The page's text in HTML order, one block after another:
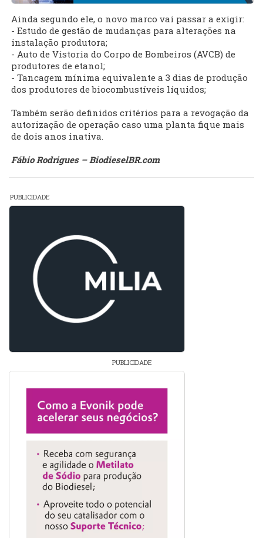
Ainda segundo ele, o novo marco vai passar a exigir:
- Estudo de gestão de mudanças para alterações na
instalação produtora;
- Auto de Vistoria do Corpo de Bombeiros (AVCB) de
produtores de etanol;
- Tancagem mínima equivalente a 3 dias de produção
dos produtores de biocombustíveis líquidos;
Também serão definidos critérios para a revogação da
autorização de operação caso uma planta fique mais
de dois anos inativa.
Fábio Rodrigues – BiodieselBR.com
PUBLICIDADE
PUBLICIDADE